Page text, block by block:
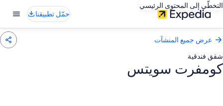
التخطّي إلى المحتوى الرئيسي
حمّل تطبيقنا
عرض جميع المنشآت
شقق فندقية
كومفرت سويتس